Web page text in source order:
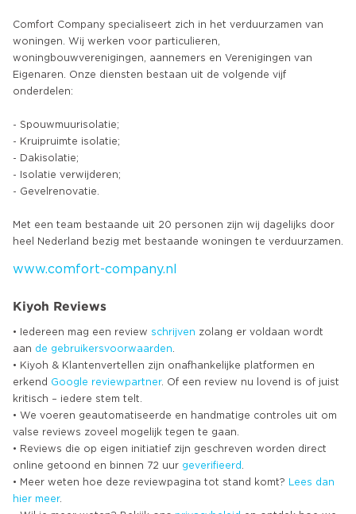
Comfort Company specialiseert zich in het verduurzamen van
woningen. Wij werken voor particulieren,
woningbouwverenigingen, aannemers en Verenigingen van
Eigenaren. Onze diensten bestaan uit de volgende vijf
onderdelen:
- Spouwmuurisolatie;
- Kruipruimte isolatie;
- Dakisolatie;
- Isolatie verwijderen;
- Gevelrenovatie.
Met een team bestaande uit 20 personen zijn wij dagelijks door
www.comfort-company.nl
Kiyoh Reviews
• Iedereen mag een review schrijven zolang er voldaan wordt
aan de gebruikersvoorwaarden.
• Kiyoh & Klantenvertellen zijn onafhankelijke platformen en
erkend Google reviewpartner. Of een review nu lovend is of juist
kritisch – iedere stem telt.
• We voeren geautomatiseerde en handmatige controles uit om
valse reviews zoveel mogelijk tegen te gaan.
• Reviews die op eigen initiatief zijn geschreven worden direct
online getoond en binnen 72 uur geverifieerd .
• Meer weten hoe deze reviewpagina tot stand komt? Lees dan
hier meer.